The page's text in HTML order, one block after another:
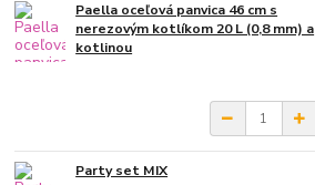
Paella oceľová panvica 46 cm s
nerezovým kotlíkom 20 L (0,8 mm) a
kotlinou
Party set MIX